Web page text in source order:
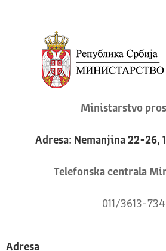
Ministarstvo
Adresa: Nemanjina 22-26,
Telefonska centrala
011/3613-734
Adresa